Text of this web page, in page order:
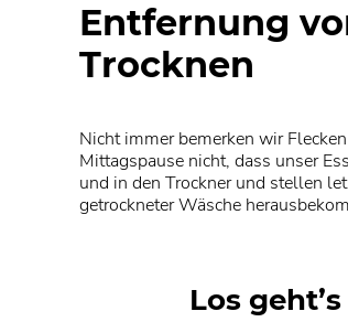
Entfernung
Trocknen
Nicht immer bemerken wir
Mittagspause nicht, dass unser
und in den Trockner und stellen
getrockneter Wäsche
Los